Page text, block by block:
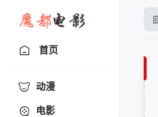
首页
动漫
电影